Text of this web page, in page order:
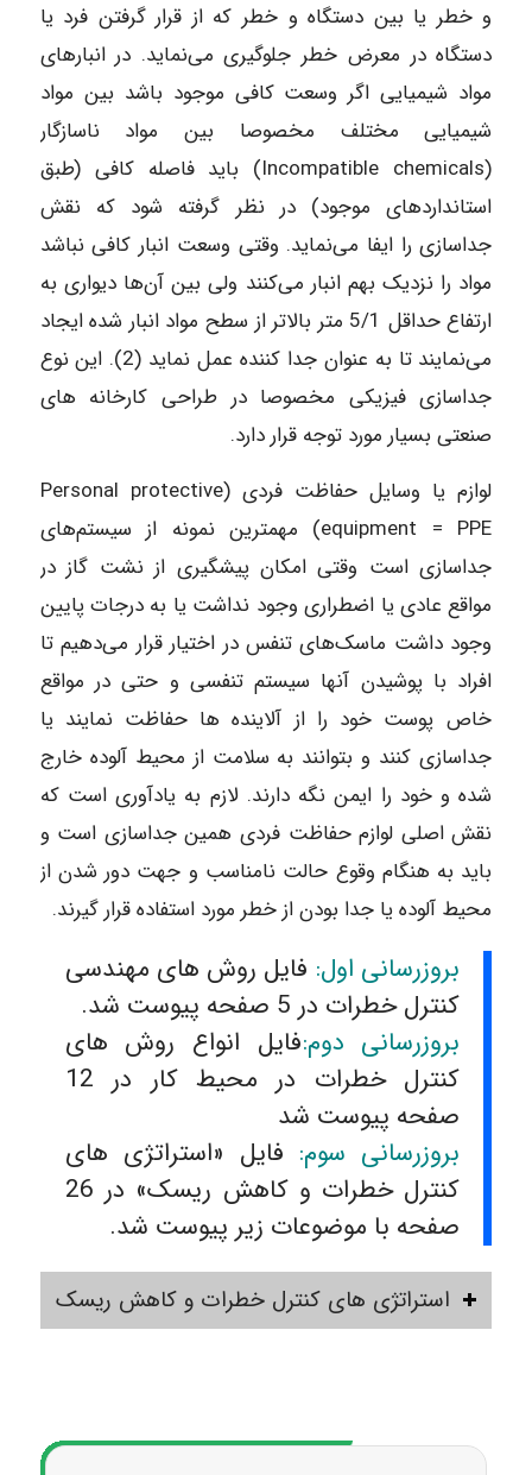
و خطر یا بین دستگاه و خطر که از قرار گرفتن فرد یا
دستگاه در معرض خطر جلوگیری می‌نماید. در انبار‌های
مواد شیمیایی اگر وسعت کافی موجود باشد بین مواد
شیمیایی مختلف مخصوصا بین مواد ناسازگار
(Incompatible chemicals) باید فاصله کافی (طبق
استاندارد‌های موجود) در نظر گرفته شود که نقش
جداسازی را ایفا می‌نماید. وقتی وسعت انبار کافی نباشد
مواد را نزدیک بهم انبار می‌کنند ولی بین آن‌ها دیواری به
ارتفاع حداقل 5/1 متر بالاتر از سطح مواد انبار شده ایجاد
می‌نمایند تا به عنوان جدا کننده عمل نماید (2). این نوع
جداسازی فیزیکی مخصوصا در طراحی کارخانه های
صنعتی بسیار مورد توجه قرار دارد.
لوازم یا وسایل حفاظت فردی (Personal protective
equipment = PPE) مهمترین نمونه از سیستم‌های
جداسازی است وقتی امکان پیشگیری از نشت گاز در
مواقع عادی یا اضطراری وجود نداشت یا به درجات پایین
وجود داشت ماسک‌های تنفس در اختیار قرار می‌دهیم تا
افراد با پوشیدن آنها سیستم تنفسی و حتی در مواقع
خاص پوست خود را از آلاینده ها حفاظت نمایند یا
جداسازی کنند و بتوانند به سلامت از محیط آلوده خارج
شده و خود را ایمن نگه دارند. لازم به یادآوری است که
نقش اصلی لوازم حفاظت فردی همین جداسازی است و
باید به هنگام وقوع حالت نامناسب و جهت دور شدن از
محیط آلوده یا جدا بودن از خطر مورد استفاده قرار گیرند.
بروزرسانی اول: فایل روش های مهندسی
کنترل خطرات در 5 صفحه پیوست شد.
بروزرسانی دوم:فایل انواع روش های
کنترل خطرات در محیط کار در 12
صفحه پیوست شد
بروزرسانی سوم: فایل «استراتژی های
کنترل خطرات و کاهش ریسک» در 26
صفحه با موضوعات زیر پیوست شد.
استراتژی های کنترل خطرات و کاهش ریسک